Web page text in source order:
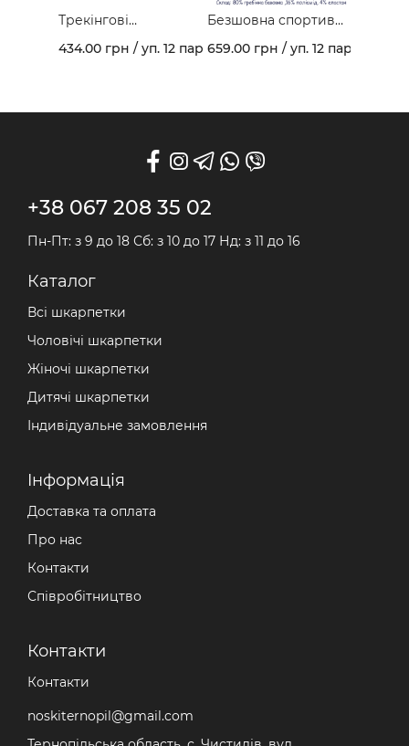
Трекінгові
демісезонні
шкарпетки арт. 403В
434.00 грн / уп. 12 пар
Безшовна спортивна
модель з гребінної
бавовни та
659.00 грн / уп. 12 пар
+38 067 208 35 02
Пн-Пт: з 9 до 18 Сб: з 10 до 17 Нд: з 11 до 16
Каталог
Всі шкарпетки
Чоловічі шкарпетки
Жіночі шкарпетки
Дитячі шкарпетки
Індивідуальне замовлення
Iнформація
Доставка та оплата
Про нас
Контакти
Співробітництво
Контакти
Контакти
noskiternopil@gmail.com